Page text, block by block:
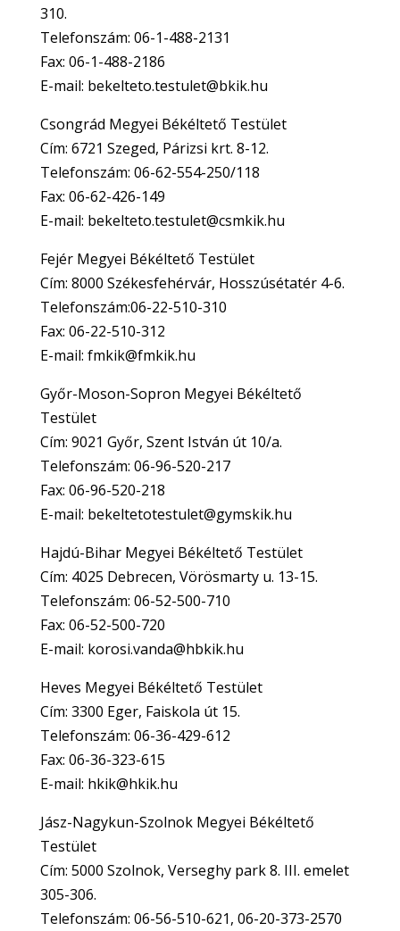
310.
Telefonszám: 06-1-488-2131
Fax: 06-1-488-2186
E-mail: bekelteto.testulet@bkik.hu
Csongrád Megyei Békéltető Testület
Cím: 6721 Szeged, Párizsi krt. 8-12.
Telefonszám: 06-62-554-250/118
Fax: 06-62-426-149
E-mail: bekelteto.testulet@csmkik.hu
Fejér Megyei Békéltető Testület
Cím: 8000 Székesfehérvár, Hosszúsétatér 4-6.
Telefonszám:06-22-510-310
Fax: 06-22-510-312
E-mail: fmkik@fmkik.hu
Győr-Moson-Sopron Megyei Békéltető
Testület
Cím: 9021 Győr, Szent István út 10/a.
Telefonszám: 06-96-520-217
Fax: 06-96-520-218
E-mail: bekeltetotestulet@gymskik.hu
Hajdú-Bihar Megyei Békéltető Testület
Cím: 4025 Debrecen, Vörösmarty u. 13-15.
Telefonszám: 06-52-500-710
Fax: 06-52-500-720
E-mail: korosi.vanda@hbkik.hu
Heves Megyei Békéltető Testület
Cím: 3300 Eger, Faiskola út 15.
Telefonszám: 06-36-429-612
Fax: 06-36-323-615
E-mail: hkik@hkik.hu
Jász-Nagykun-Szolnok Megyei Békéltető
Testület
Cím: 5000 Szolnok, Verseghy park 8. III. emelet
305-306.
Telefonszám: 06-56-510-621, 06-20-373-2570